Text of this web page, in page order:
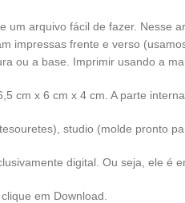
um arquivo fácil de fazer. Nesse
impressas frente e verso
ou a base. Imprimir usando a
cm x 6 cm x 4 cm. A parte
studio (molde pronto
digital. Ou seja, ele é
em Download.